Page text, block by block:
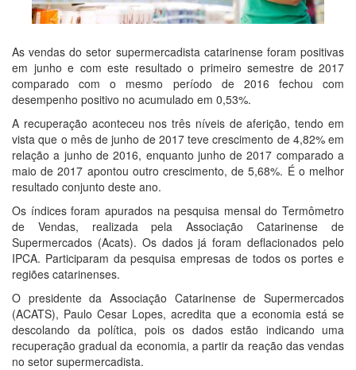
As vendas do setor supermercadista catarinense foram positivas
em junho e com este resultado o primeiro semestre de 2017
comparado com o mesmo período de 2016 fechou com
desempenho positivo no acumulado em 0,53%.
A recuperação aconteceu nos três níveis de aferição, tendo em
vista que o mês de junho de 2017 teve crescimento de 4,82% em
relação a junho de 2016, enquanto junho de 2017 comparado a
maio de 2017 apontou outro crescimento, de 5,68%. É o melhor
resultado conjunto deste ano.
Os índices foram apurados na pesquisa mensal do Termômetro
de Vendas, realizada pela Associação Catarinense de
Supermercados (Acats). Os dados já foram deflacionados pelo
IPCA. Participaram da pesquisa empresas de todos os portes e
regiões catarinenses.
O presidente da Associação Catarinense de Supermercados
(ACATS), Paulo Cesar Lopes, acredita que a economia está se
descolando da política, pois os dados estão indicando uma
recuperação gradual da economia, a partir da reação das vendas
no setor supermercadista.